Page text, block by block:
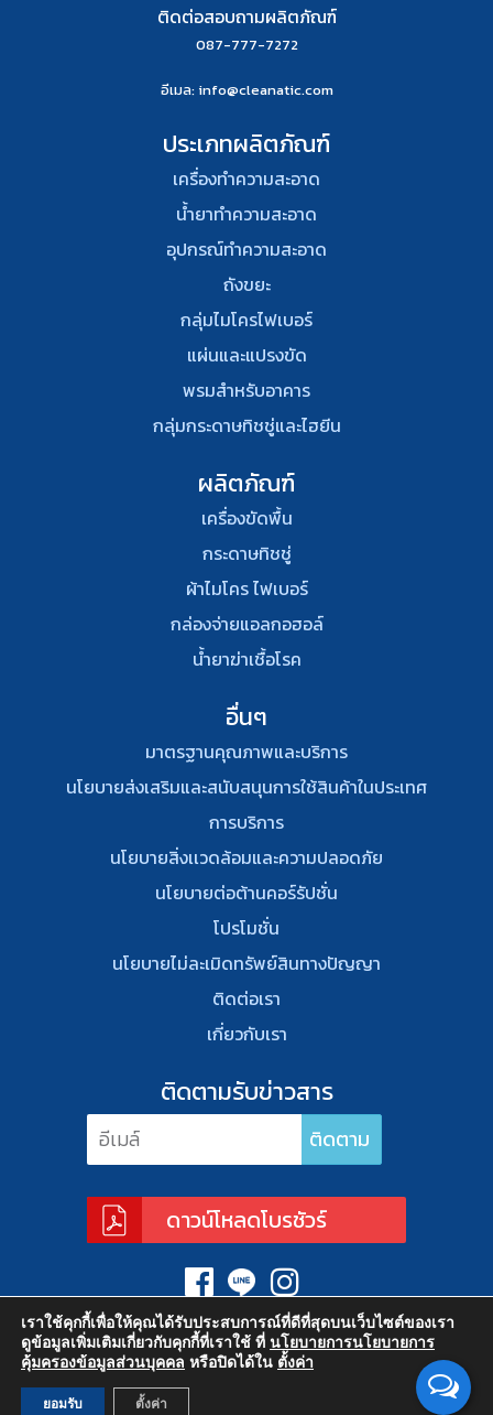
ติดต่อสอบถามผลิตภัณฑ์
087-777-7272
อีเมล: info@cleanatic.com
ประเภทผลิตภัณฑ์
เครื่องทำความสะอาด
น้ำยาทำความสะอาด
อุปกรณ์ทําความสะอาด
ถังขยะ
กลุ่มไมโครไฟเบอร์
แผ่นและแปรงขัด
พรมสําหรับอาคาร
กลุ่มกระดาษทิชชู่และไฮยีน
ผลิตภัณฑ์
เครื่องขัดพื้น
กระดาษทิชชู่
ผ้าไมโคร ไฟเบอร์
กล่องจ่ายแอลกอฮอล์
น้ำยาฆ่าเชื้อโรค
อื่นๆ
มาตรฐานคุณภาพและบริการ
นโยบายส่งเสริมและสนับสนุนการใช้สินค้าในประเทศ
การบริการ
นโยบายสิ่งเเวดล้อมและความปลอดภัย
นโยบายต่อต้านคอร์รัปชั่น
โปรโมชั่น
นโยบายไม่ละเมิดทรัพย์สินทางปัญญา
ติดต่อเรา
เกี่ยวกับเรา
ติดตามรับข่าวสาร
ดาวน์โหลดโบรชัวร์
เราใช้คุกกี้เพื่อให้คุณได้รับประสบการณ์ที่ดีที่สุดบนเว็บไซต์ของเรา
ดูข้อมูลเพิ่มเติมเกี่ยวกับคุกกี้ที่เราใช้ ที่ นโยบายการนโยบายการ
คุ้มครองข้อมูลส่วนบุคคล หรือปิดได้ใน ตั้งค่า
ยอมรับ ตั้งค่า